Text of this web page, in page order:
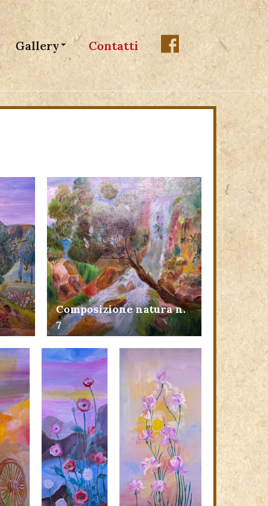
Gallery Contatti
Composizione natura n.
7